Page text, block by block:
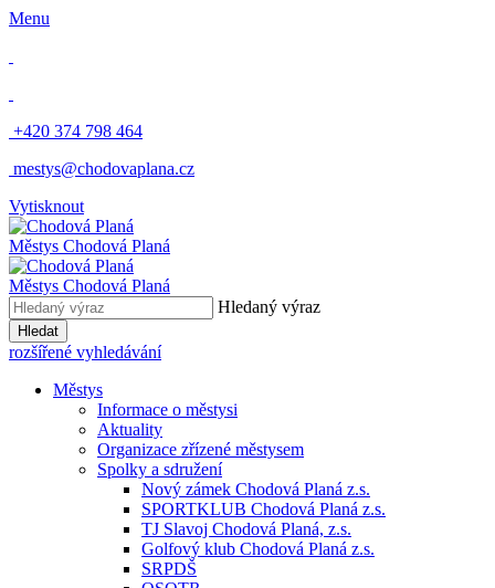
Menu
+420 374 798 464
mestys@chodovaplana.cz
Vytisknout
Městys Chodová Planá
Městys Chodová Planá
Hledaný výraz
Hledat
rozšířené vyhledávání
Městys
Informace o městysi
Aktuality
Organizace zřízené městysem
Spolky a sdružení
Nový zámek Chodová Planá z.s.
SPORTKLUB Chodová Planá z.s.
TJ Slavoj Chodová Planá, z.s.
Golfový klub Chodová Planá z.s.
SRPDŠ